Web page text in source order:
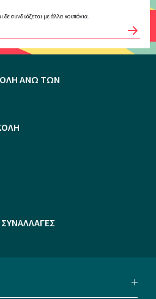
δε συνδυάζεται με άλλα κουπόνια.
OK
ΆΝΩ ΤΩΝ
ΣΥΝΑΛΛΑΓΕΣ